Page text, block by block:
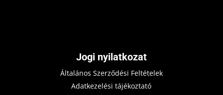
Jogi nyilatkozat
Általános Szerződési Feltételek
Adatkezelési tájékoztató